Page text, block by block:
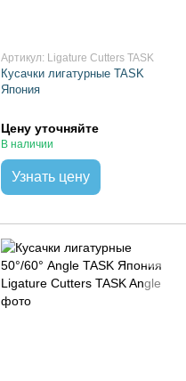
Артикул: Ligature Cutters TASK
Кусачки лигатурные TASK
Япония
Цену уточняйте
В наличии
Узнать цену